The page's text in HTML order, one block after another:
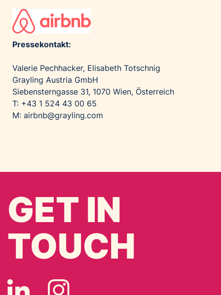
Pressekontakt:
Valerie Pechhacker, Elisabeth Totschnig
Grayling Austria GmbH
Siebensterngasse 31, 1070 Wien, Österreich
T: +43 1 524 43 00 65
M: airbnb@grayling.com
GET IN
TOUCH